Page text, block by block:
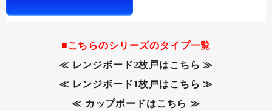
■こちらのシリーズのタイプ一覧
≪ レンジボード2枚戸はこちら ≫
≪ レンジボード1枚戸はこちら ≫
≪ カップボードはこちら ≫